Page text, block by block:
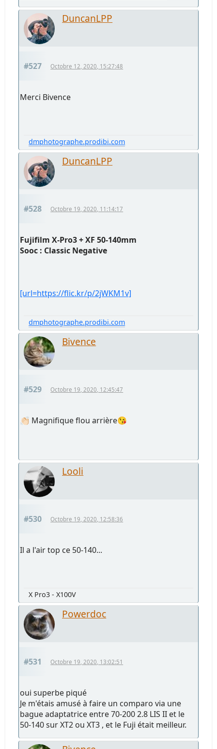
DuncanLPP
#527 Octobre 12, 2020, 15:27:48
Merci Bivence
dmphotographe.prodibi.com
DuncanLPP
#528 Octobre 19, 2020, 11:14:17
Fujifilm X-Pro3 + XF 50-140mm
Sooc : Classic Negative
[url=https://flic.kr/p/2jWKM1v]
dmphotographe.prodibi.com
Bivence
#529 Octobre 19, 2020, 12:45:47
👏🏻 Magnifique flou arrière😘
Looli
#530 Octobre 19, 2020, 12:58:36
Il a l'air top ce 50-140...
X Pro3 - X100V
Powerdoc
#531 Octobre 19, 2020, 13:02:51
oui superbe piqué
Je m'étais amusé à faire un comparo via une
bague adaptatrice entre 70-200 2.8 LIS II et le
50-140 sur XT2 ou XT3 , et le Fuji était meilleur.